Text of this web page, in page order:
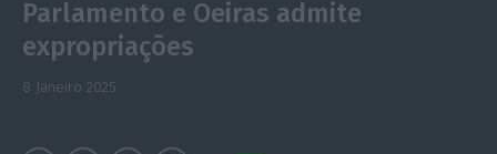
Parlamento e Oeiras admite
expropriações
8 Janeiro 2025